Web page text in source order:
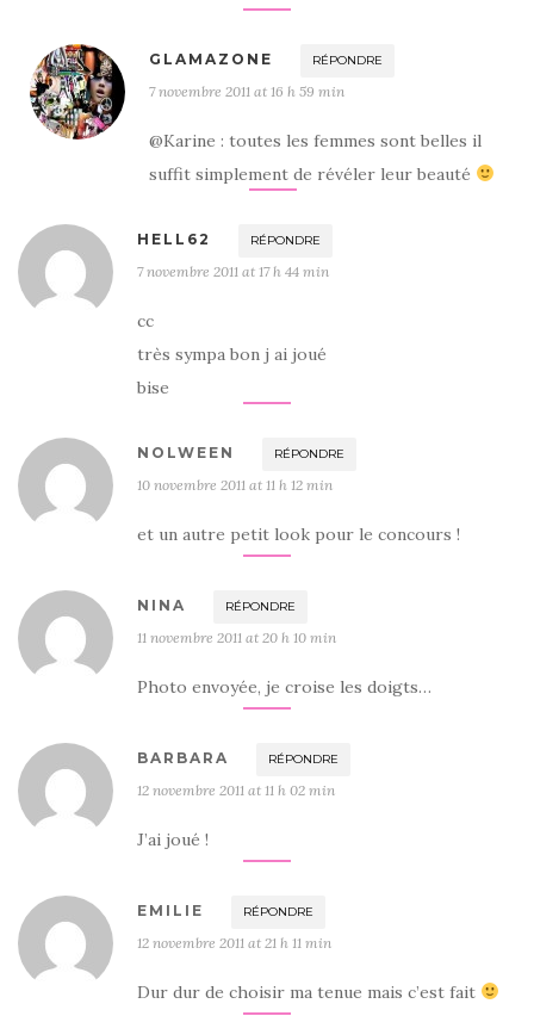
GLAMAZONE RÉPONDRE
7 novembre 2011 at 16 h 59 min
@Karine : toutes les femmes sont belles il
suffit simplement de révéler leur beauté
HELL62 RÉPONDRE
7 novembre 2011 at 17 h 44 min
cc
très sympa bon j ai joué
bise
NOLWEEN RÉPONDRE
10 novembre 2011 at 11 h 12 min
et un autre petit look pour le concours !
NINA RÉPONDRE
11 novembre 2011 at 20 h 10 min
Photo envoyée, je croise les doigts…
BARBARA RÉPONDRE
12 novembre 2011 at 11 h 02 min
J’ai joué !
EMILIE RÉPONDRE
12 novembre 2011 at 21 h 11 min
Dur dur de choisir ma tenue mais c’est fait